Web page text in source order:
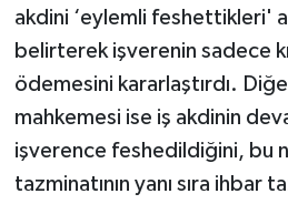
akdini ‘eylemli feshettikleri'
belirterek işverenin sadece
ödemesini kararlaştırdı.
mahkemesi ise iş akdinin
işverence feshedildiğini, bu
tazminatının yanı sıra ihbar